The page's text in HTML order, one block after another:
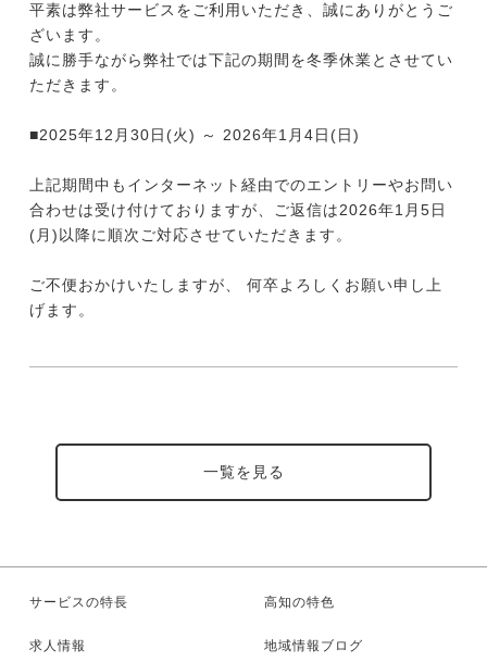
企業TOPインタビュー
高知の特色
今すぐ転職をお考えの方
平素は弊社サービスをご利用いただき、誠にありがとうご
ざいます。
誠に勝手ながら弊社では下記の期間を冬季休業とさせてい
ただきます。
■2025年12月30日(火) ～ 2026年1月4日(日)
上記期間中もインターネット経由でのエントリーやお問い
合わせは受け付けておりますが、ご返信は2026年1月5日
(月)以降に順次ご対応させていただきます。
ご不便おかけいたしますが、 何卒よろしくお願い申し上
げます。
一覧を見る
サービスの特長
求人情報
高知の特色
地域情報ブログ